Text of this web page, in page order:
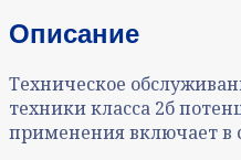
Описание
Техническое
техники класса 2б
применения включает в